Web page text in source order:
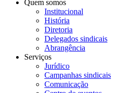
Quem somos
Institucional
História
Diretoria
Delegados sindicais
Abrangência
Serviços
Jurídico
Campanhas sindicais
Comunicação